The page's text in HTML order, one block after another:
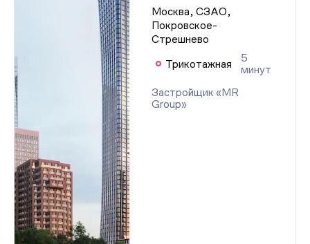
Москва, СЗАО,
Покровское-
Стрешнево
Трикотажная
5
минут
Застройщик «MR
Group»